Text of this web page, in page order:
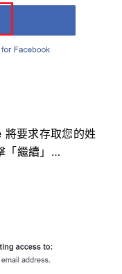
要求存取您的姓
「繼續」…